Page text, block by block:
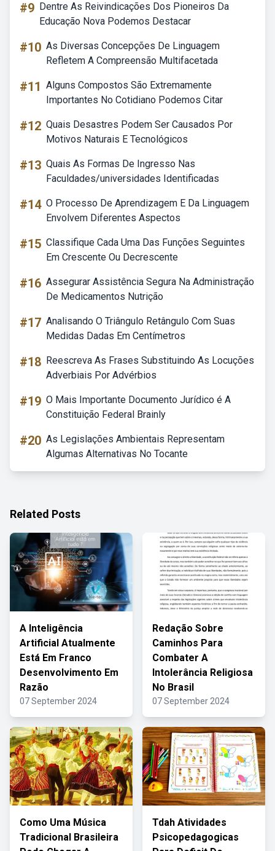
#9 Dentre As Reivindicações Dos Pioneiros Da
Educação Nova Podemos Destacar
#10 As Diversas Concepções De Linguagem
Refletem A Compreensão Multifacetada
#11 Alguns Compostos São Extremamente
Importantes No Cotidiano Podemos Citar
#12 Quais Desastres Podem Ser Causados Por
Motivos Naturais E Tecnológicos
#13 Quais As Formas De Ingresso Nas
Faculdades/universidades Identificadas
#14 O Processo De Aprendizagem E Da Linguagem
Envolvem Diferentes Aspectos
#15 Classifique Cada Uma Das Funções Seguintes
Em Crescente Ou Decrescente
#16 Assegurar Assistência Segura Na Administração
De Medicamentos Nutrição
#17 Analisando O Triângulo Retângulo Com Suas
Medidas Dadas Em Centímetros
#18 Reescreva As Frases Substituindo As Locuções
Adverbiais Por Advérbios
#19 O Mais Importante Documento Jurídico é A
Constituição Federal Brainly
#20 As Legislações Ambientais Representam
Algumas Alternativas No Tocante
Related Posts
A Inteligência
Artificial Atualmente
Está Em Franco
Desenvolvimento Em
Razão
07 September 2024
Redação Sobre
Caminhos Para
Combater A
Intolerância Religiosa
No Brasil
07 September 2024
Como Uma Música
Tradicional Brasileira
Tdah Atividades
Psicopedagogicas